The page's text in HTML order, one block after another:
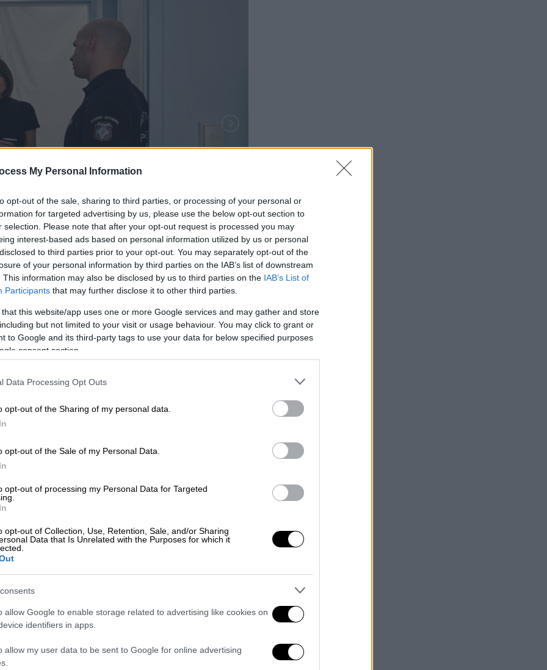
My Personal Information
opt-out of the sale, sharing to third parties, or processing of your personal or
for targeted advertising by us, please use the below opt-out section to
selection. Please note that after your opt-out request is processed you may
interest-based ads based on personal information utilized by us or personal
to third parties prior to your opt-out. You may separately opt-out of the
of your personal information by third parties on the IAB’s list of downstream
This information may also be disclosed by us to third parties on the IAB’s List of
Participants that may further disclose it to other third parties.
that this website/app uses one or more Google services and may gather and store
but not limited to your visit or usage behaviour. You may click to grant or
to Google and its third-party tags to use your data for below specified purposes
consent section.
Data Processing Opt Outs
opt-out of the Sharing of my personal data.
opt-out of the Sale of my Personal Data.
opt-out of processing my Personal Data for Targeted
opt-out of Collection, Use, Retention, Sale, and/or Sharing
Data that Is Unrelated with the Purposes for which it
allow Google to enable storage related to advertising like cookies on
identifiers in apps.
allow my user data to be sent to Google for online advertising
της νέας σειράς με
ερωτικού δικαστικού θρίλερ του
τίποτα δεν είναι όπως φαίνεται.
σκεφτεί ν' αλλάξω επάγγελμα
ισορροπίες των ανθρώπινων σχέσεων
και την υποκειμενική εκδοχή
και ηθικά διλήμματα.